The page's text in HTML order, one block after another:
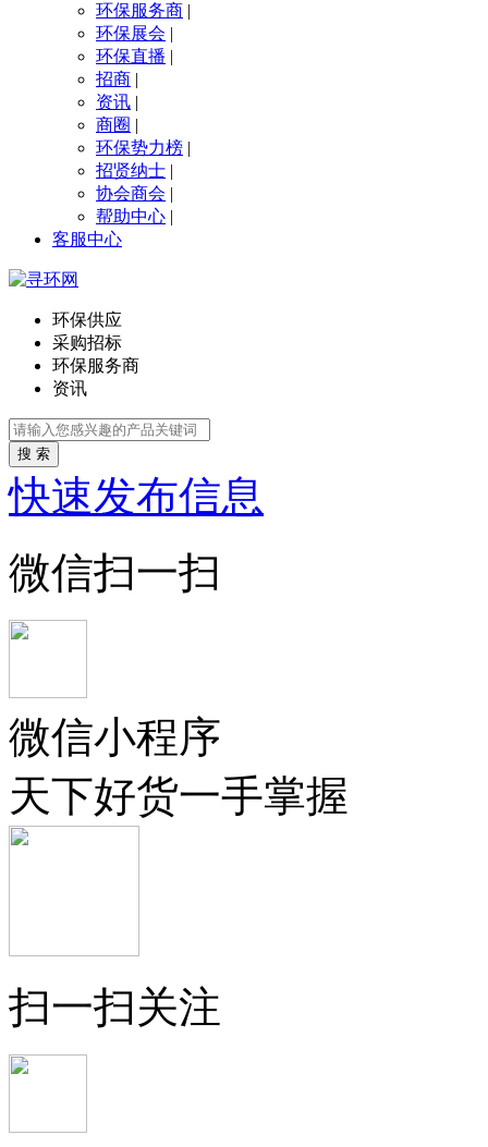
环保服务商 |
环保展会 |
环保直播 |
招商 |
资讯 |
商圈 |
环保势力榜 |
招贤纳士 |
协会商会 |
帮助中心 |
客服中心
环保供应
采购招标
环保服务商
资讯
搜 索
快速发布信息
微信扫一扫
微信小程序
天下好货一手掌握
扫一扫关注